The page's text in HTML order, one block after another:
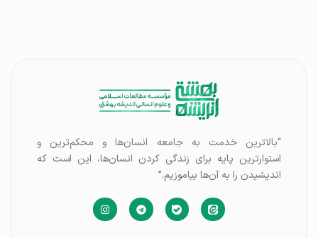
“بالاترین خدمت به جامعه انسان‌ها و محکم‌ترین و
استوارترین پایه برای زندگی کردن انسان‌ها، این است که
اندیشیدن را به آن‌ها بیاموزیم.”